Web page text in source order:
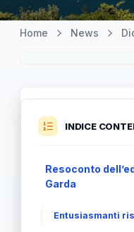
Home News
INDICE
Resoconto
Garda
Entusiasmanti